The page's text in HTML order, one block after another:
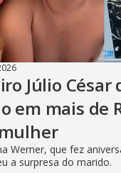
Júlio César
em mais de
Werner, que fez
a surpresa do marido.